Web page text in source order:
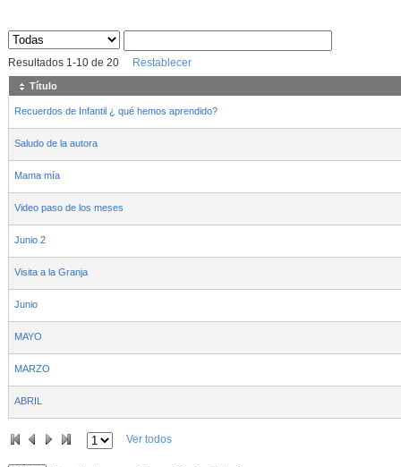
Sus archivos
Resultados 1-10de 20 Restablecer
Título
Recuerdos de Infantil ¿ qué hemos aprendido?
Saludo de la autora
Mama mía
Video paso de los meses
Junio 2
Visita a la Granja
Junio
MAYO
MARZO
ABRIL
Ver todos